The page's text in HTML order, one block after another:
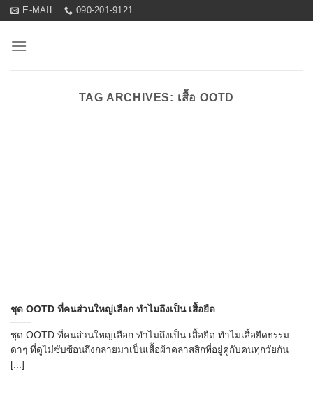
Skip
content
E-MAIL 090-201-9121
TAG ARCHIVES: เสื้อ OOTD
ชุด OOTD ที่คนส่วนใหญ่เลือก ทำไมถึงเป็น เสื้อยืด
ชุด OOTD ที่คนส่วนใหญ่เลือก ทำไมถึงเป็น เสื้อยืด ทำไมเสื้อยืดธรรม
ดาๆ ที่ดูไม่ซับซ้อนถึงกลายมาเป็นเสื้อผ้าคลาสสิกที่อยู่คู่กับคนทุกวัยกัน
[...]